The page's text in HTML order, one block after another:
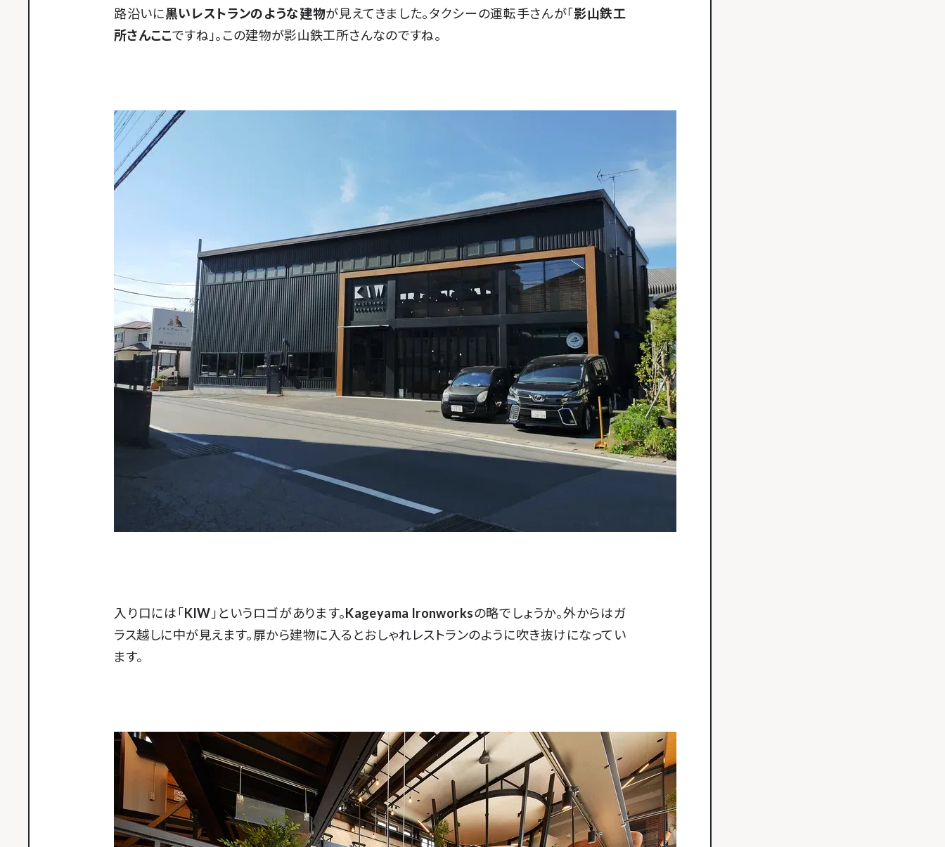
路沿いに黒いレストランのような建物が見えてきました。タクシーの運転手さんが「影山鉄工
所さんここですね」。この建物が影山鉄工所さんなのですね。
入り口には「KIW 」というロゴがあります。Kageyama Ironworksの略でしょうか。外からはガ
ラス越しに中が見えます。扉から建物に入るとおしゃれレストランのように吹き抜けになってい
ます。